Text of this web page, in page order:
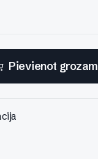
Pievienot grozam